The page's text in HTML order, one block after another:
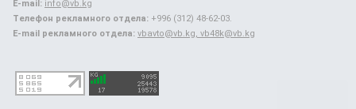
E-mail: info@vb.kg
Телефон рекламного отдела: +996 (312) 48-62-03.
E-mail рекламного отдела: vbavto@vb.kg, vb48k@vb.kg